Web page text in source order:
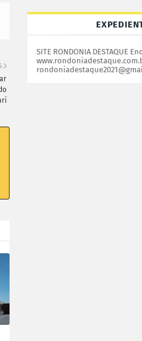
SITE RONDONIA DESTAQUE